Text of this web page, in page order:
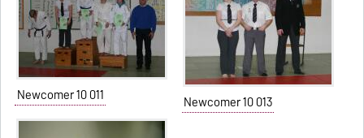
Newcomer 10 011 Newcomer 10 013